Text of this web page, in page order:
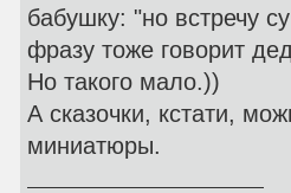
бабушку: "но встречу
фразу тоже говорит
Но такого мало.))
А сказочки, кстати,
миниатюры.